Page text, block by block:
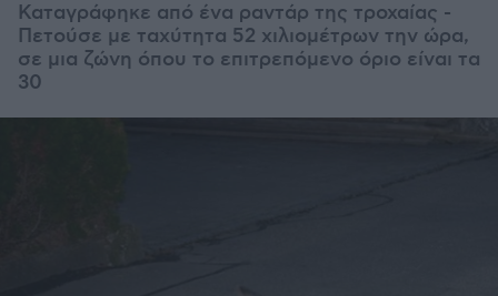
Καταγράφηκε από ένα ραντάρ της τροχαίας -
Πετούσε με ταχύτητα 52 χιλιομέτρων την ώρα,
σε μια ζώνη όπου το επιτρεπόμενο όριο είναι τα
30